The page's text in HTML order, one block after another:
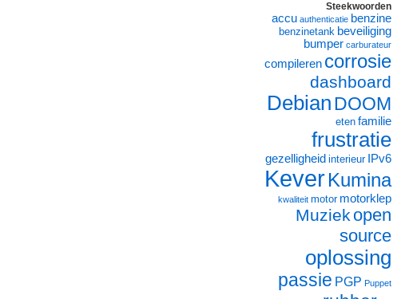
Steekwoorden
accu authenticatie benzine
benzinetank beveiliging
bumper carburateur
compileren corrosie
dashboard
DebianDOOM
eten familie
frustratie
gezelligheid interieur IPv6
KeverKumina
kwaliteit motor motorklep
Muziek open
source
oplossing
passie PGP Puppet